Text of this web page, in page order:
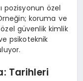
pozisyonun özel
koruma ve
güvenlik kimlik
psikoteknik
Tarihleri